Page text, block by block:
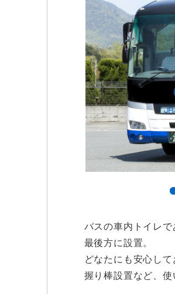
バスの車内トイレ
最後方に設置。
どなたにも安心し
握り棒設置など、使